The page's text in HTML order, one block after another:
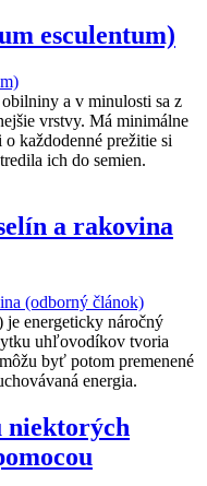
esculentum)
a v minulosti sa z
vrstvy. Má minimálne
každodenné prežitie si
ich do semien.
a rakovina
je energeticky náročný
uhľovodíkov tvoria
byť potom premenené
energia.